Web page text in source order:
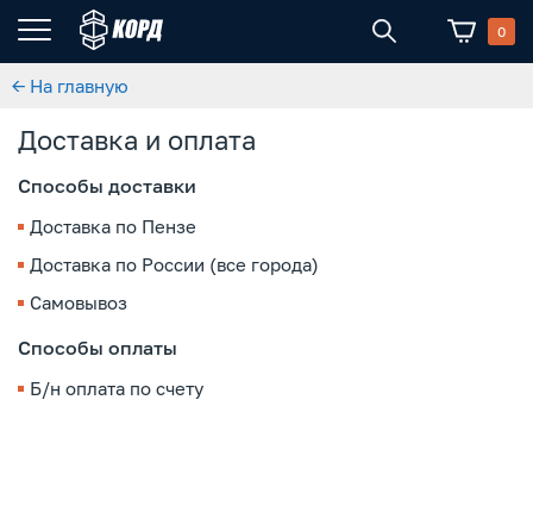
0
← На главную
Доставка и оплата
Способы доставки
Доставка по Пензе
Доставка по России (все города)
Самовывоз
Способы оплаты
Б/н оплата по счету